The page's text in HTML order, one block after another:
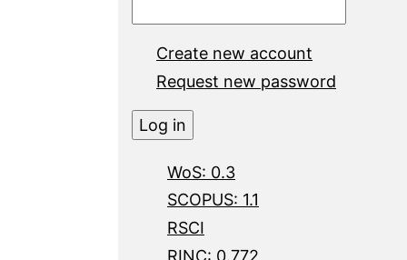
Create new account
Request new password
WoS: 0.3
SCOPUS: 1.1
RSCI
RINC: 0.772